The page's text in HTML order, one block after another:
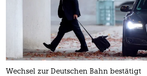
Wechsel zur Deutschen Bahn bestätigt